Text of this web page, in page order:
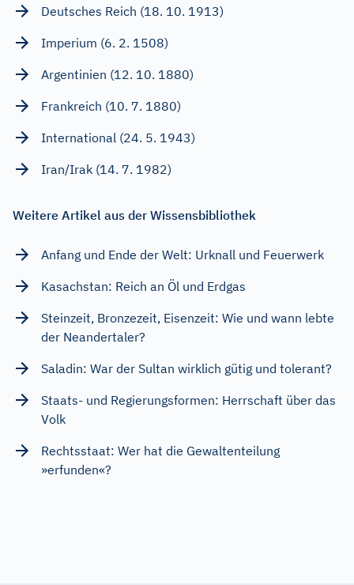
Deutsches Reich (18. 10. 1913)
Imperium (6. 2. 1508)
Argentinien (12. 10. 1880)
Frankreich (10. 7. 1880)
International (24. 5. 1943)
Iran/Irak (14. 7. 1982)
Weitere Artikel aus der Wissensbibliothek
Anfang und Ende der Welt: Urknall und Feuerwerk
Kasachstan: Reich an Öl und Erdgas
Steinzeit, Bronzezeit, Eisenzeit: Wie und wann lebte
der Neandertaler?
Saladin: War der Sultan wirklich gütig und tolerant?
Staats- und Regierungsformen: Herrschaft über das
Volk
Rechtsstaat: Wer hat die Gewaltenteilung
»erfunden«?